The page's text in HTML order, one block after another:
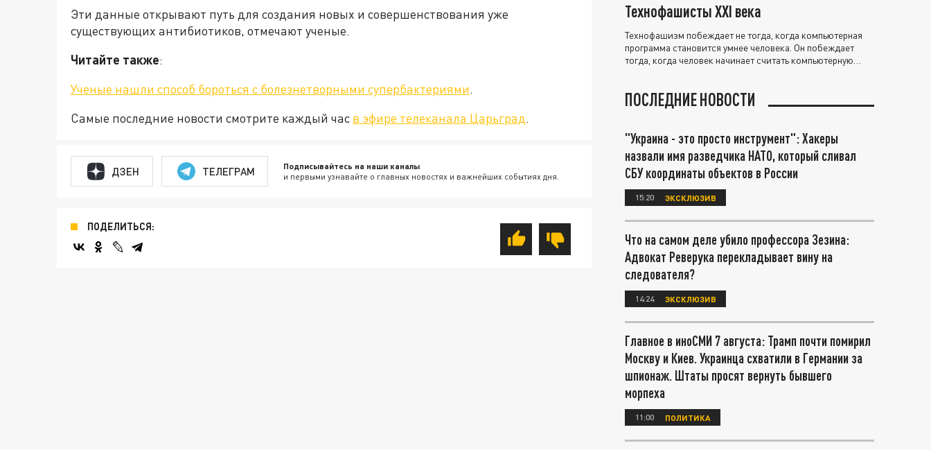
Эти данные открывают путь для создания новых и совершенствования уже
существующих антибиотиков, отмечают ученые.
Читайте также:
Ученые нашли способ бороться с болезнетворными супербактериями.
Самые последние новости смотрите каждый час в эфире телеканала Царьград.
ДЗЕН ТЕЛЕГРАМ Подписывайтесь на наши каналы
и первыми узнавайте о главных новостях и важнейших событиях дня.
ПОДЕЛИТЬСЯ:
Технофашисты XXI века
Технофашизм побеждает не тогда, когда компьютерная
программа становится умнее человека. Он побеждает
тогда, когда человек начинает считать компьютерную
ПОСЛЕДНИЕ НОВОСТИ
"Украина - это просто инструмент": Хакеры
назвали имя разведчика НАТО, который сливал
СБУ координаты объектов в России
15:20 ЭКСКЛЮЗИВ
Что на самом деле убило профессора Зезина:
Адвокат Реверука перекладывает вину на
следователя?
14:24 ЭКСКЛЮЗИВ
Главное в иноСМИ 7 августа: Трамп почти помирил
Москву и Киев. Украинца схватили в Германии за
шпионаж. Штаты просят вернуть бывшего
морпеха
11:00 ПОЛИТИКА